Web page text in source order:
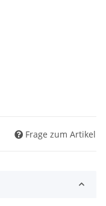
Frage zum Artikel